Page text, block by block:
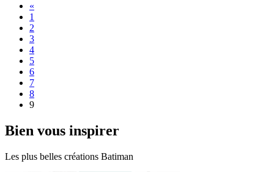
«
1
2
3
4
5
6
7
8
9
Bien vous inspirer
Les plus belles créations Batiman